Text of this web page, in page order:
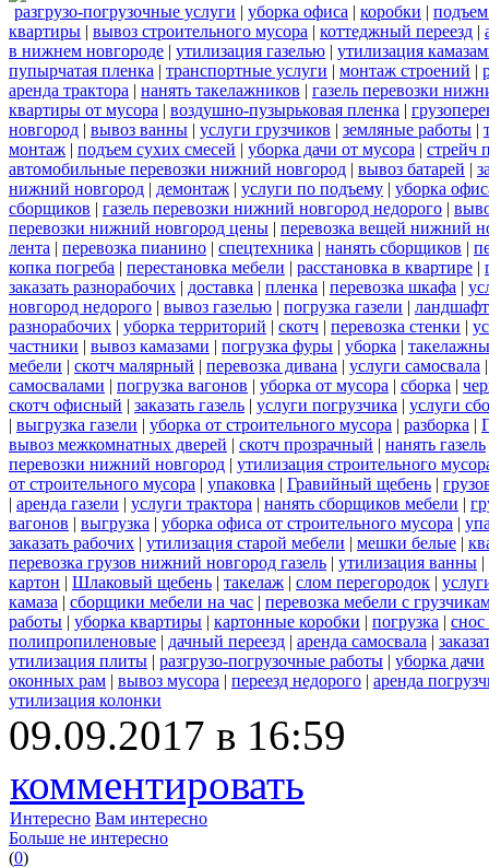
разгрузо-погрузочные услуги | уборка офиса | коробки |
квартиры | вывоз строительного мусора | коттеджный переезд |
в нижнем новгороде | утилизация газелью | утилизация
пупырчатая пленка | транспортные услуги | монтаж строений |
аренда трактора | нанять такелажников | газель перевозки
квартиры от мусора | воздушно-пузырьковая пленка |
новгород | вывоз ванны | услуги грузчиков | земляные работы |
монтаж | подъем сухих смесей | уборка дачи от мусора | стрейч
автомобильные перевозки нижний новгород | вывоз батарей |
нижний новгород | демонтаж | услуги по подъему | уборка
сборщиков | газель перевозки нижний новгород недорого |
перевозки нижний новгород цены | перевозка вещей нижний
лента | перевозка пианино | спецтехника | нанять сборщиков |
копка погреба | перестановка мебели | расстановка в квартире |
заказать разнорабочих | доставка | пленка | перевозка шкафа |
новгород недорого | вывоз газелью | погрузка газели |
разнорабочих | уборка территорий | скотч | перевозка стенки |
частники | вывоз камазами | погрузка фуры | уборка |
мебели | скотч малярный | перевозка дивана | услуги самосвала
самосвалами | погрузка вагонов | уборка от мусора | сборка |
скотч офисный | заказать газель | услуги погрузчика | услуги
| выгрузка газели | уборка от строительного мусора | разборка |
вывоз межкомнатных дверей | скотч прозрачный | нанять газель
перевозки нижний новгород | утилизация строительного
от строительного мусора | упаковка | Гравийный щебень |
| аренда газели | услуги трактора | нанять сборщиков мебели |
вагонов | выгрузка | уборка офиса от строительного мусора |
заказать рабочих | утилизация старой мебели | мешки белые |
перевозка грузов нижний новгород газель | утилизация ванны |
картон | Шлаковый щебень | такелаж | слом перегородок |
камаза | сборщики мебели на час | перевозка мебели с
работы | уборка квартиры | картонные коробки | погрузка | снос
полипропиленовые | дачный переезд | аренда самосвала |
утилизация плиты | разгрузо-погрузочные работы | уборка дачи
оконных рам | вывоз мусора | переезд недорого | аренда
утилизация колонки
09.09.2017 в 16:59
комментировать
Интересно Вам интересно
Больше не интересно
(0)